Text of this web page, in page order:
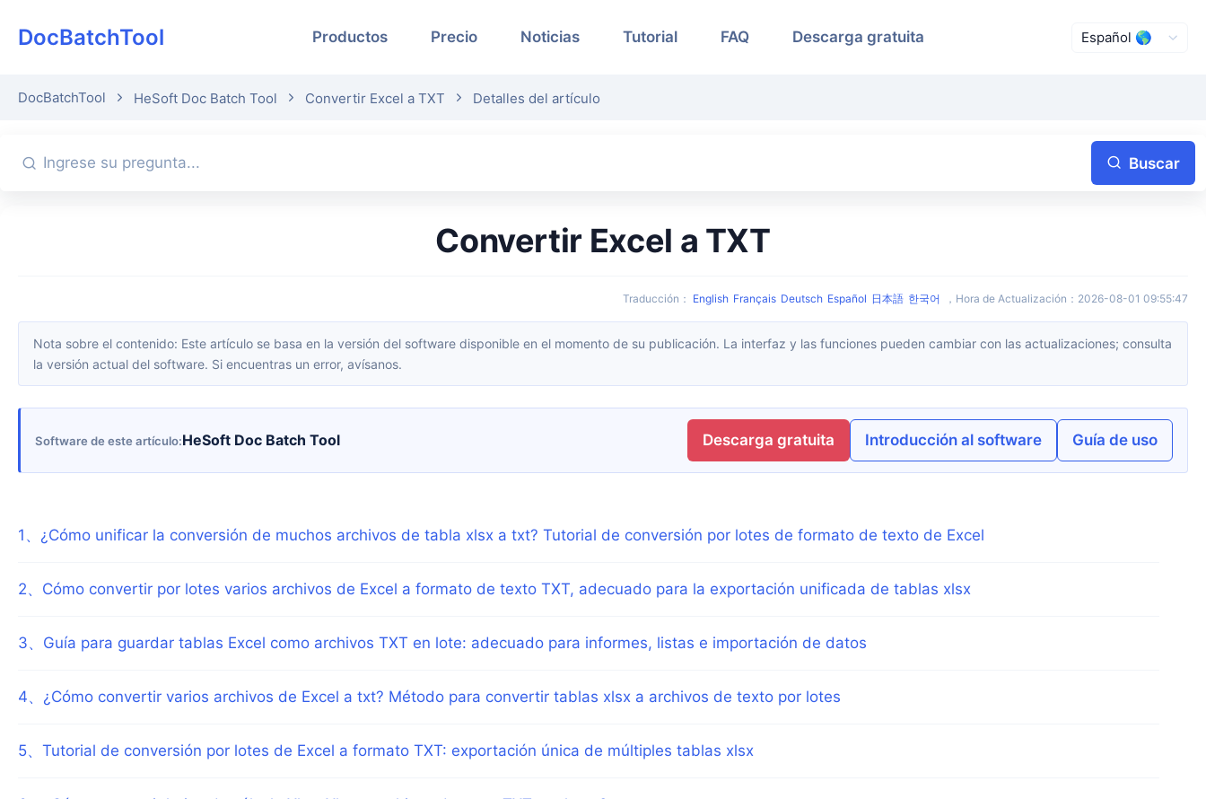
DocBatchTool Productos Precio Noticias Tutorial FAQ Descarga gratuita
DocBatchTool HeSoft Doc Batch Tool Convertir Excel a TXT Detalles del artículo
Buscar
Convertir Excel a TXT
Traducción ： English Français Deutsch Español 日本語 한국어 ， Hora de Actualización ： 2026-08-01 09:55:47
Nota sobre el contenido: Este artículo se basa en la versión del software disponible en el momento de su publicación. La interfaz y las funciones pueden cambiar con las actualizaciones; consulta
la versión actual del software. Si encuentras un error, avísanos.
Software de este artículo HeSoft Doc Batch Tool Descarga gratuita Introducción al software Guía de uso
1 、 ¿Cómo unificar la conversión de muchos archivos de tabla xlsx a txt? Tutorial de conversión por lotes de formato de texto de Excel
2、 Cómo convertir por lotes varios archivos de Excel a formato de texto TXT, adecuado para la exportación unificada de tablas xlsx
3、 Guía para guardar tablas Excel como archivos TXT en lote: adecuado para informes, listas e importación de datos
4、 ¿Cómo convertir varios archivos de Excel a txt? Método para convertir tablas xlsx a archivos de texto por lotes
5、 Tutorial de conversión por lotes de Excel a formato TXT: exportación única de múltiples tablas xlsx